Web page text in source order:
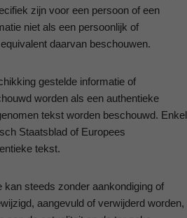
zijn voor een persoon of een
niet als een persoonlijk of
daarvan beschouwen.
gestelde informatie of
worden als een authentieke
tekst worden beschouwd. Enkel
Staatsblad of Europees
tekst.
kan steeds zonder aankondiging of
aangevuld of verwijderd worden,